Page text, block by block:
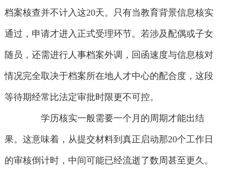
档案核查并不计入这20天。只有当教育背景信息核实
通过，申请才进入正式受理环节。若涉及配偶或子女
随员，还需进行人事档案外调，回函速度与信息核对
情况完全取决于档案所在地人才中心的配合度，这段
等待期经常比法定审批时限更不可控。
学历核实一般需要一个月的周期才能出结
果。这意味着，从提交材料到真正启动那20个工作日
的审核倒计时，中间可能已经流逝了数周甚至更久。